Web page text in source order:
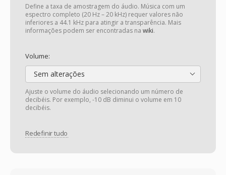
Define a taxa de amostragem do áudio. Música com um
espectro completo (20 Hz – 20 kHz) requer valores não
inferiores a 44.1 kHz para atingir a transparência. Mais
informações podem ser encontradas na wiki.
Volume:
Sem alterações
Ajuste o volume do áudio selecionando um número de
decibéis. Por exemplo, -10 dB diminui o volume em 10
decibéis.
Redefinir tudo